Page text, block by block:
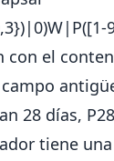
con el
28 días,
tiene